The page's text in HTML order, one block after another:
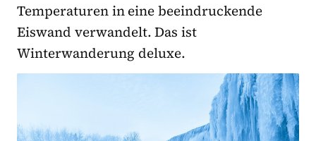
Temperaturen in eine beeindruckende
Eiswand verwandelt. Das ist
Winterwanderung deluxe.